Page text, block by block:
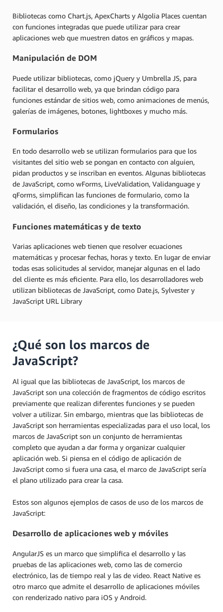
Bibliotecas como Chart.js, ApexCharts y Algolia Places cuentan
con funciones integradas que puede utilizar para crear
aplicaciones web que muestren datos en gráficos y mapas.
Manipulación de DOM
Puede utilizar bibliotecas, como jQuery y Umbrella JS, para
facilitar el desarrollo web, ya que brindan código para
funciones estándar de sitios web, como animaciones de menús,
galerías de imágenes, botones, lightboxes y mucho más.
Formularios
En todo desarrollo web se utilizan formularios para que los
visitantes del sitio web se pongan en contacto con alguien,
pidan productos y se inscriban en eventos. Algunas bibliotecas
de JavaScript, como wForms, LiveValidation, Validanguage y
qForms, simplifican las funciones de formulario, como la
validación, el diseño, las condiciones y la transformación.
Funciones matemáticas y de texto
Varias aplicaciones web tienen que resolver ecuaciones
matemáticas y procesar fechas, horas y texto. En lugar de enviar
todas esas solicitudes al servidor, manejar algunas en el lado
del cliente es más eficiente. Para ello, los desarrolladores web
utilizan bibliotecas de JavaScript, como Date.js, Sylvester y
JavaScript URL Library
¿Qué son los marcos de
JavaScript?
Al igual que las bibliotecas de JavaScript, los marcos de
JavaScript son una colección de fragmentos de código escritos
previamente que realizan diferentes funciones y se pueden
volver a utilizar. Sin embargo, mientras que las bibliotecas de
JavaScript son herramientas especializadas para el uso local, los
marcos de JavaScript son un conjunto de herramientas
completo que ayudan a dar forma y organizar cualquier
aplicación web. Si piensa en el código de aplicación de
JavaScript como si fuera una casa, el marco de JavaScript sería
el plano utilizado para crear la casa.
Estos son algunos ejemplos de casos de uso de los marcos de
JavaScript:
Desarrollo de aplicaciones web y móviles
AngularJS es un marco que simplifica el desarrollo y las
pruebas de las aplicaciones web, como las de comercio
electrónico, las de tiempo real y las de video. React Native es
otro marco que admite el desarrollo de aplicaciones móviles
con renderizado nativo para iOS y Android.